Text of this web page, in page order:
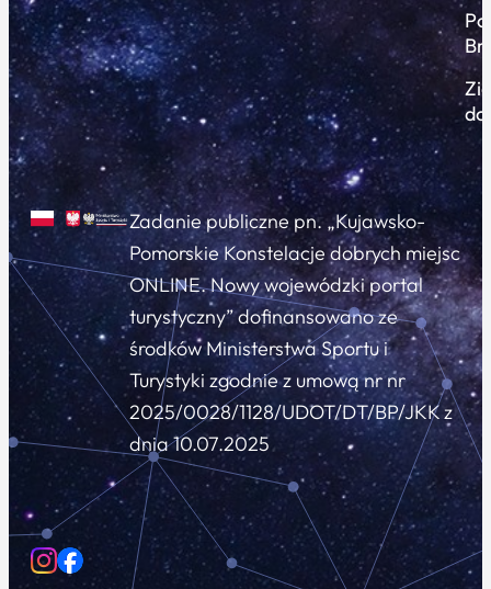
Zadanie publiczne pn. „Kujawsko-
Pomorskie Konstelacje dobrych miejsc
ONLINE. Nowy wojewódzki portal
turystyczny” dofinansowano ze
środków Ministerstwa Sportu i
Turystyki zgodnie z umową nr nr
2025/0028/1128/UDOT/DT/BP/JKK z
dnia 10.07.2025